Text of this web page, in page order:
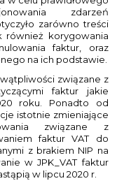
zdarzeń
zarówno treści
również korygowania
faktur, oraz
na ich podstawie.
związane z
faktur jakie
roku. Ponadto od
istotnie zmieniające
związane z
faktur VAT do
z brakiem NIP na
w JPK_VAT faktur
w lipcu 2020 r.